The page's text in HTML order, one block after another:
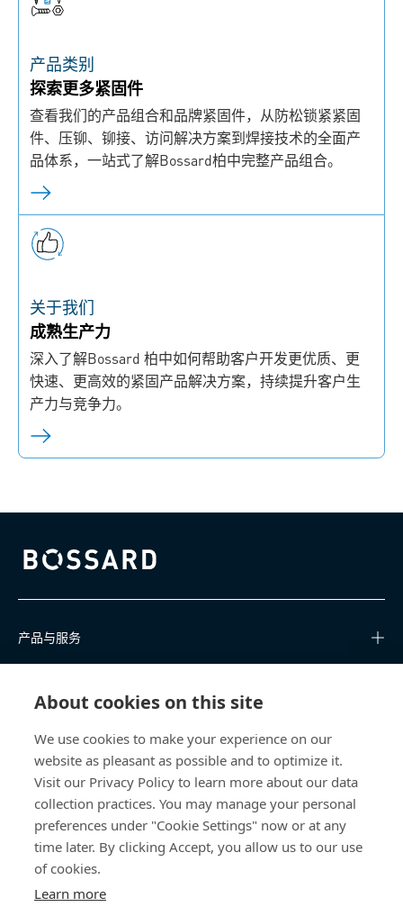
About cookies on this site
We use cookies to make your experience on our
website as pleasant as possible and to optimize it.
Visit our Privacy Policy to learn more about our data
collection practices. You may manage your personal
preferences under "Cookie Settings" now or at any
time later. By clicking Accept, you allow us to our use
of cookies.
Learn more
产品类别
探索更多紧固件
查看我们的产品组合和品牌紧固件，从防松锁紧紧固
件、压铆、铆接、访问解决方案到焊接技术的全面产
品体系，一站式了解Bossard柏中完整产品组合。
关于我们
成熟生产力
深入了解Bossard 柏中如何帮助客户开发更优质、更
快速、更高效的紧固产品解决方案，持续提升客户生
产力与竞争力。
Bossard homepage
产品与服务
关于我们
联系我们
china@bossard.com